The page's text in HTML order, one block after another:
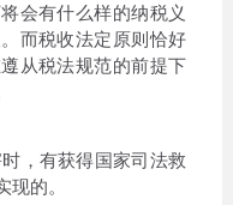
会有什么样的纳税义
而税收法定原则恰好
从税法规范的前提下
，有获得国家司法救
的。